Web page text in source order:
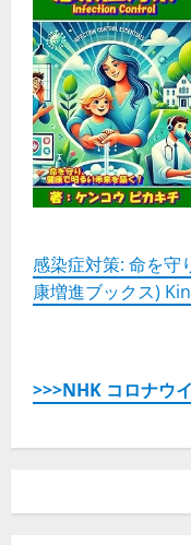
感染症対策: 命を守
康増進ブックス)
>>>NHK コロナウ